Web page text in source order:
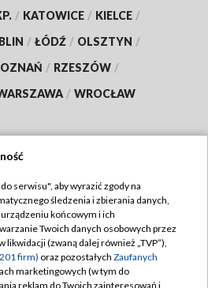
/ KATOWICE / KIELCE /
/ ŁÓDŹ / OLSZTYN /
/ RZESZÓW /
/ WROCŁAW
TVP
TVP
prywatności
Moje zgody
serwisu", aby wyrazić zgody na
śledzenia i zbierania danych,
końcowym i ich
Twoich danych osobowych przez
likwidacji (zwaną dalej również „TVP”),
firm) oraz pozostałych Zaufanych
marketingowych (w tym do
reklam do Twoich zainteresowań i